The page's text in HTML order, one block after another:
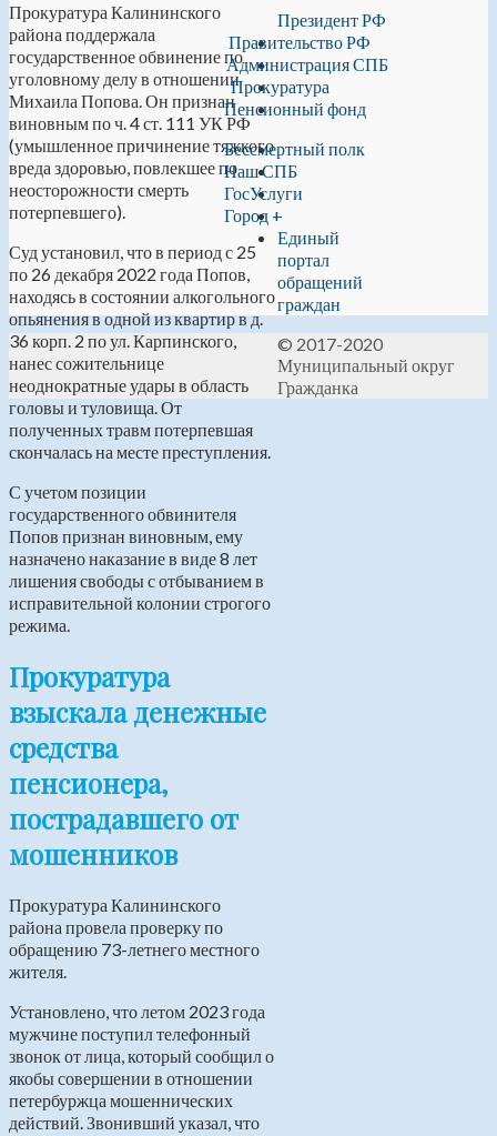
Прокуратура Калининского
района поддержала
государственное обвинение по
уголовному делу в отношении
Михаила Попова. Он признан
виновным по ч. 4 ст. 111 УК РФ
(умышленное причинение тяжкого
вреда здоровью, повлекшее по
неосторожности смерть
потерпевшего).
Суд установил, что в период с 25
по 26 декабря 2022 года Попов,
находясь в состоянии алкогольного
опьянения в одной из квартир в д.
36 корп. 2 по ул. Карпинского,
нанес сожительнице
неоднократные удары в область
головы и туловища. От
полученных травм потерпевшая
скончалась на месте преступления.
С учетом позиции
государственного обвинителя
Попов признан виновным, ему
назначено наказание в виде 8 лет
лишения свободы с отбыванием в
исправительной колонии строгого
режима.
Прокуратура
взыскала денежные
средства
пенсионера,
пострадавшего от
мошенников
Прокуратура Калининского
района провела проверку по
обращению 73-летнего местного
жителя.
Установлено, что летом 2023 года
мужчине поступил телефонный
звонок от лица, который сообщил о
якобы совершении в отношении
петербуржца мошеннических
действий. Звонивший указал, что
Президент РФ
Правительство РФ
Администрация СПБ
Прокуратура
Пенсионный фонд
Бессмертный полк
Наш СПБ
ГосУслуги
Город +
Единый
портал
обращений
граждан
© 2017-2020
Муниципальный округ
Гражданка